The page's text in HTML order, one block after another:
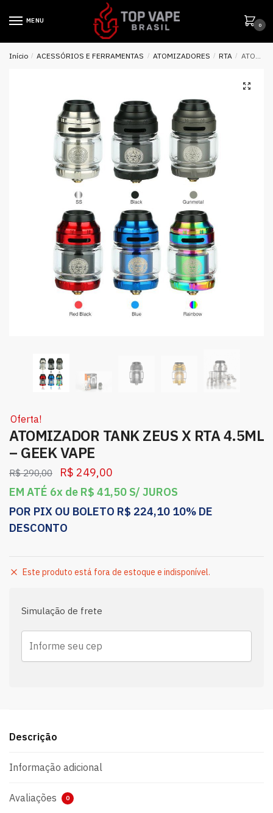
MENU
0
Início / ACESSÓRIOS E FERRAMENTAS / ATOMIZADORES / RTA / ATOMIZADOR TANK ZEUS X RTA 4.5ML – GEEK VAPE
Oferta!
ATOMIZADOR TANK ZEUS X RTA 4.5ML
– GEEK VAPE
R$290,00 R$ 249,00
EM ATÉ 6x de R$ 41,50 S/ JUROS
POR PIX OU BOLETO R$ 224,10 10% DE
DESCONTO
Este produto está fora de estoque e indisponível.
Simulação de frete
Descrição
Informação adicional
Avaliações 0